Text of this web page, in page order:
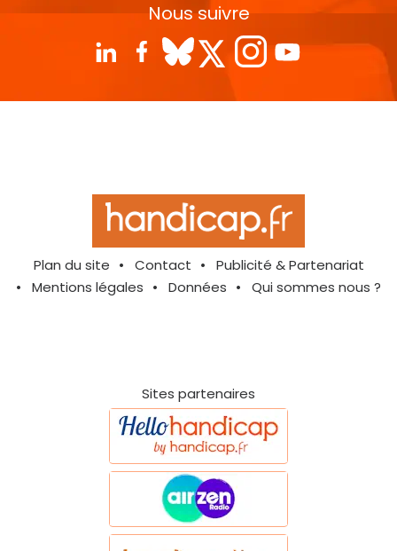
Nous suivre
Plan du site Contact
Publicité & Partenariat
Mentions légales
Données Qui sommes nous ?
Sites partenaires